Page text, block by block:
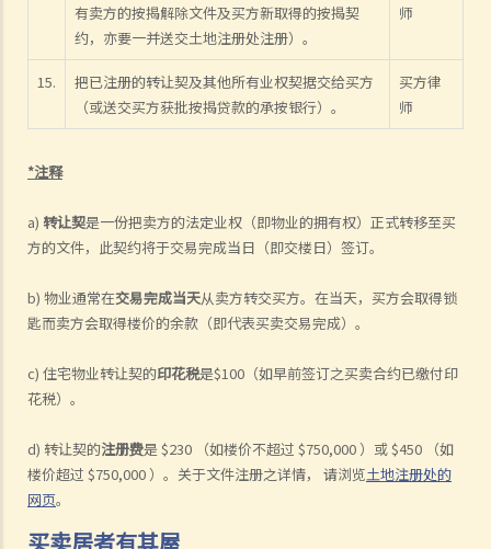
有卖方的按揭解除文件及买方新取得的按揭契
约，亦要一并送交土地注册处注册）。
师
15.
把已注册的转让契及其他所有业权契据交给买方
（或送交买方获批按揭贷款的承按银行）。
买方律
师
*注释
a) 转让契是一份把卖方的法定业权（即物业的拥有权）正式转移至买
方的文件，此契约将于交易完成当日（即交楼日）签订。
b) 物业通常在交易完成当天从卖方转交买方。在当天，买方会取得锁
匙而卖方会取得楼价的余款（即代表买卖交易完成）。
c) 住宅物业转让契的印花税是$100（如早前签订之买卖合约已缴付印
花税）。
d) 转让契的注册费是 $230 （如楼价不超过 $750,000 ）或 $450 （如
楼价超过 $750,000 ）。关于文件注册之详情， 请浏览土地注册处的
网页。
买卖居者有其屋